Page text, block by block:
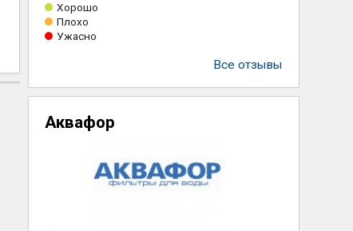
Хорошо
Плохо
Ужасно
Все отзывы
Аквафор